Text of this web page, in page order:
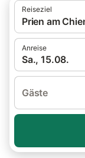
Reiseziel
Prien am
Anreise
Sa., 15.08.
Gäste